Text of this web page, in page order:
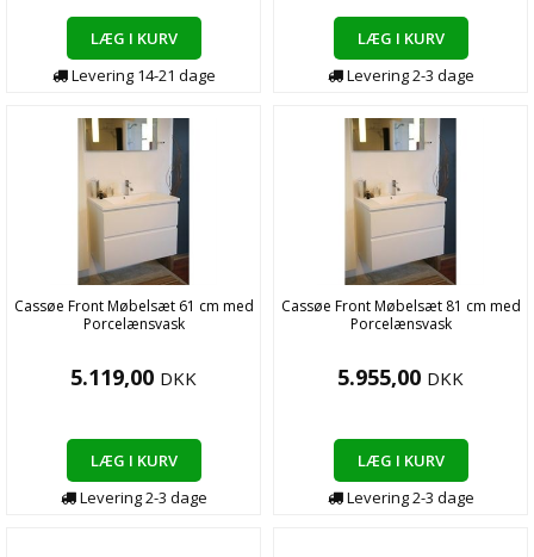
LÆG I KURV
Levering 14-21 dage
LÆG I KURV
Levering2-3 dage
Cassøe Front Møbelsæt 61 cm med
Porcelænsvask
5.119,00 DKK
LÆG I KURV
Levering2-3 dage
Cassøe Front Møbelsæt 81 cm med
Porcelænsvask
5.955,00 DKK
LÆG I KURV
Levering2-3 dage